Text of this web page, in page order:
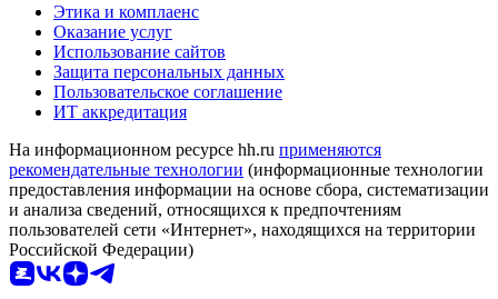
Этика и комплаенс
Оказание услуг
Использование сайтов
Защита персональных данных
Пользовательское соглашение
ИТ аккредитация
На информационном ресурсе hh.ru применяются
рекомендательные технологии (информационные технологии
предоставления информации на основе сбора, систематизации
и анализа сведений, относящихся к предпочтениям
пользователей сети «Интернет», находящихся на территории
Российской Федерации)